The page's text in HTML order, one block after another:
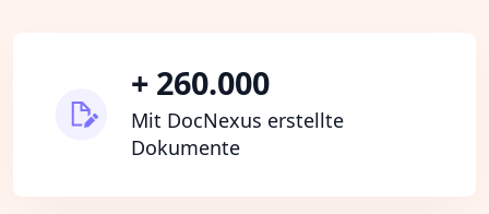
+ 260.000
Mit DocNexus erstellte
Dokumente